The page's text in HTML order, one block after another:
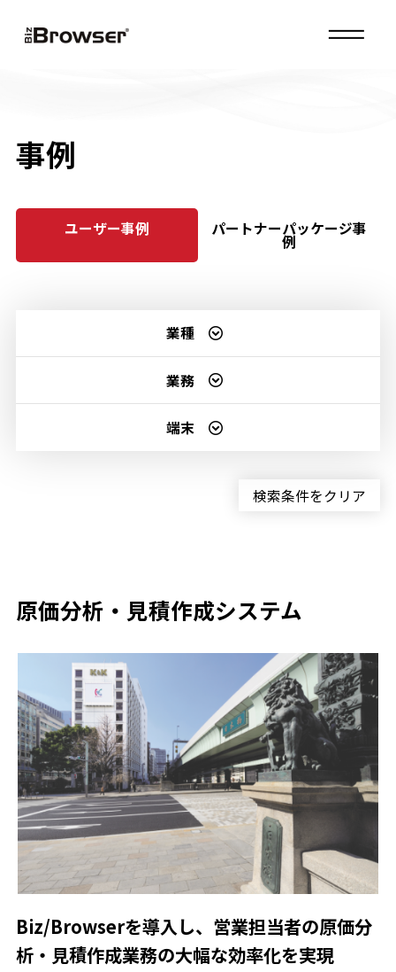
MENU
事例
ユーザー事例 パートナーパッケージ事
例
業種
業務
端末
検索条件をクリア
原価分析・見積作成システム
Biz/Browserを導入し、営業担当者の原価分
析・見積作成業務の大幅な効率化を実現